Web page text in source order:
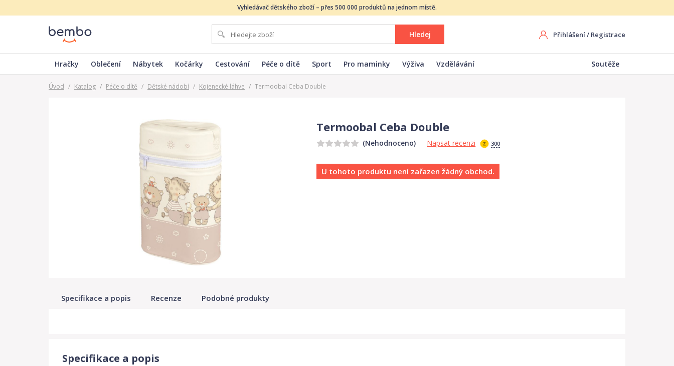
Vyhledávač dětského zboží – přes 500 000 produktů na jednom místě.
Hledej Přihlášení/ Registrace
Hračky Oblečení Nábytek Kočárky Cestování Péče o dítě Sport Pro maminky Výživa Vzdělávání Soutěže
Úvod / Katalog / Péče o dítě / Dětské nádobí / Kojenecké láhve / Termoobal Ceba Double
Termoobal Ceba Double
(Nehodnoceno) Napsat recenzi 300
U tohoto produktu není zařazen žádný obchod.
Specifikace a popis Recenze Podobné produkty
Specifikace a popis